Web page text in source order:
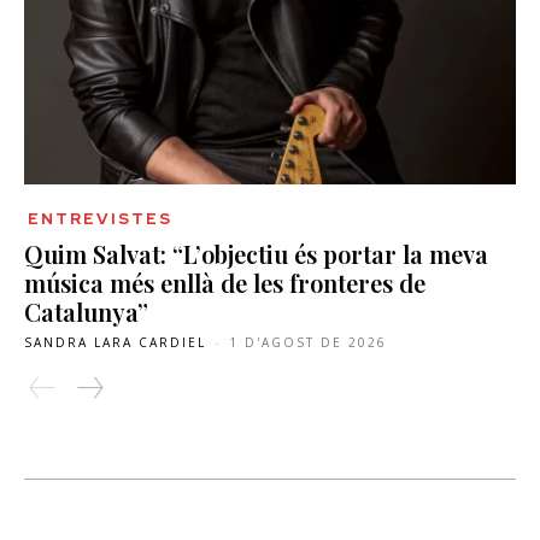
ENTREVISTES
Quim Salvat: “L’objectiu és portar la meva
música més enllà de les fronteres de
Catalunya”
SANDRA LARA CARDIEL - 1 D'AGOST DE 2026